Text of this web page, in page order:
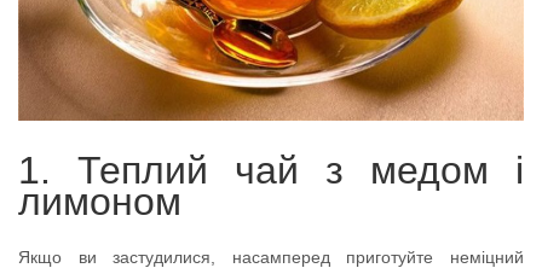
1. Теплий чай з медом і
лимоном
Якщо ви застудилися, насамперед приготуйте неміцний